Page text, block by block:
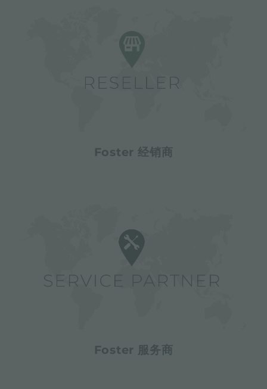
Foster 经销商
Foster 服务商